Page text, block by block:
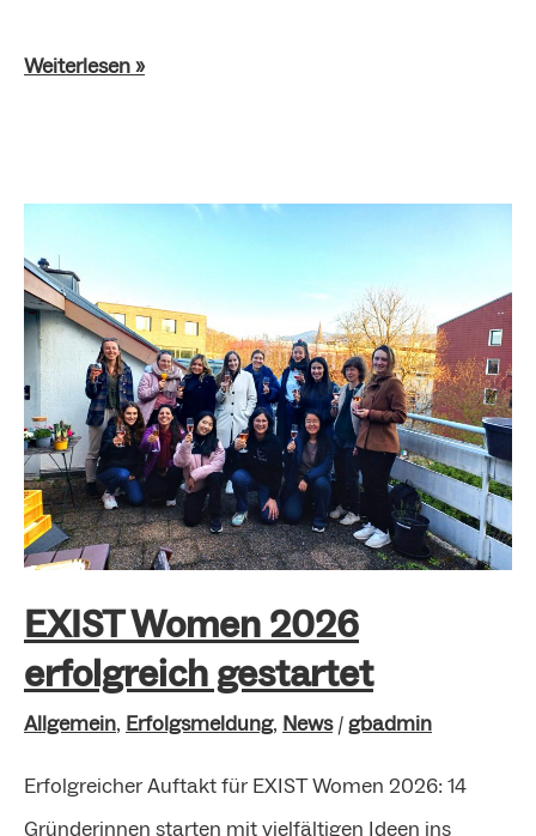
Weiterlesen »
EXIST Women 2026
erfolgreich gestartet
Allgemein, Erfolgsmeldung, News/ gbadmin
Erfolgreicher Auftakt für EXIST Women 2026: 14
Gründerinnen starten mit vielfältigen Ideen ins
Women
2026
erfolgreich
gestartet